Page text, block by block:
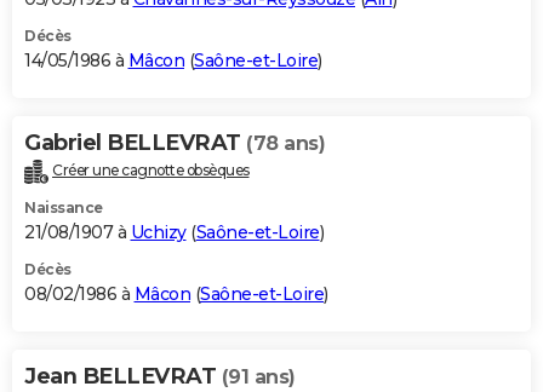
Décès
14/05/1986 à Mâcon (Saône-et-Loire)
Gabriel BELLEVRAT (78 ans)
Créer une cagnotte obsèques
Naissance
21/08/1907 à Uchizy(Saône-et-Loire)
Décès
08/02/1986 à Mâcon (Saône-et-Loire)
Jean BELLEVRAT (91 ans)